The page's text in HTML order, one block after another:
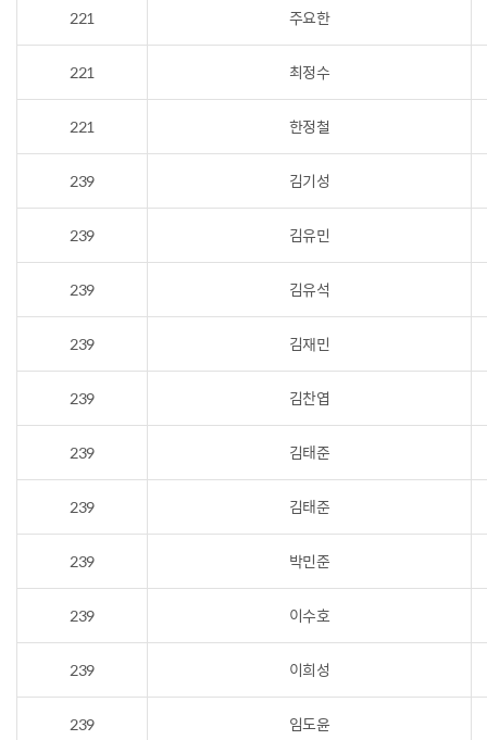
221 주요한
221 최정수
221 한정철
239 김기성
239 김유민
239 김유석
239 김재민
239 김찬엽
239 김태준
239 김태준
239 박민준
239 이수호
239 이희성
239 임도윤